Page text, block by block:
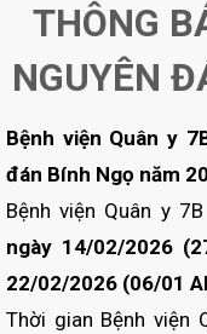
THÔNG
NGUYÊN
Bệnh viện Quân y
đán Bính Ngọ năm
Bệnh viện Quân y
ngày 14/02/2026
22/02/2026 (06/01
Thời gian Bệnh viện